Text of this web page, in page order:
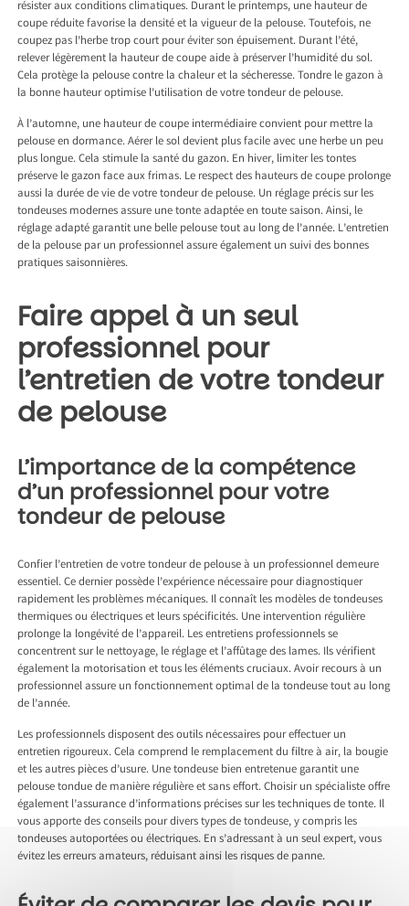
résister aux conditions climatiques. Durant le printemps, une hauteur de
coupe réduite favorise la densité et la vigueur de la pelouse. Toutefois, ne
coupez pas l’herbe trop court pour éviter son épuisement. Durant l’été,
relever légèrement la hauteur de coupe aide à préserver l’humidité du sol.
Cela protège la pelouse contre la chaleur et la sécheresse. Tondre le gazon à
la bonne hauteur optimise l’utilisation de votre tondeur de pelouse.
À l’automne, une hauteur de coupe intermédiaire convient pour mettre la
pelouse en dormance. Aérer le sol devient plus facile avec une herbe un peu
plus longue. Cela stimule la santé du gazon. En hiver, limiter les tontes
préserve le gazon face aux frimas. Le respect des hauteurs de coupe prolonge
aussi la durée de vie de votre tondeur de pelouse. Un réglage précis sur les
tondeuses modernes assure une tonte adaptée en toute saison. Ainsi, le
réglage adapté garantit une belle pelouse tout au long de l’année. L’entretien
de la pelouse par un professionnel assure également un suivi des bonnes
pratiques saisonnières.
Faire appel à un seul
professionnel pour
l’entretien de votre tondeur
de pelouse
L’importance de la compétence
d’un professionnel pour votre
tondeur de pelouse
Confier l’entretien de votre tondeur de pelouse à un professionnel demeure
essentiel. Ce dernier possède l’expérience nécessaire pour diagnostiquer
rapidement les problèmes mécaniques. Il connaît les modèles de tondeuses
thermiques ou électriques et leurs spécificités. Une intervention régulière
prolonge la longévité de l’appareil. Les entretiens professionnels se
concentrent sur le nettoyage, le réglage et l’affûtage des lames. Ils vérifient
également la motorisation et tous les éléments cruciaux. Avoir recours à un
professionnel assure un fonctionnement optimal de la tondeuse tout au long
de l’année.
Les professionnels disposent des outils nécessaires pour effectuer un
entretien rigoureux. Cela comprend le remplacement du filtre à air, la bougie
et les autres pièces d’usure. Une tondeuse bien entretenue garantit une
pelouse tondue de manière régulière et sans effort. Choisir un spécialiste offre
également l’assurance d’informations précises sur les techniques de tonte. Il
vous apporte des conseils pour divers types de tondeuse, y compris les
tondeuses autoportées ou électriques. En s’adressant à un seul expert, vous
évitez les erreurs amateurs, réduisant ainsi les risques de panne.